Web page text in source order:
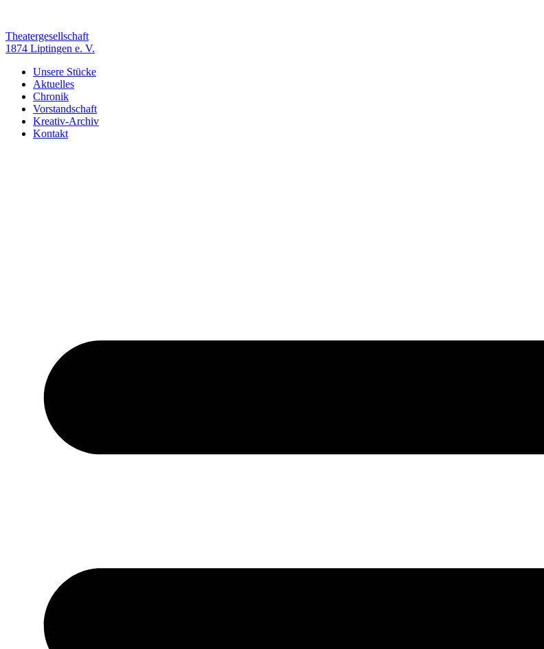
springen
Theatergesellschaft
1874 Liptingen e. V.
Unsere Stücke
Aktuelles
Chronik
Vorstandschaft
Kreativ-Archiv
Kontakt